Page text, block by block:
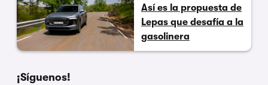
Así es la propuesta de
Lepas que desafía a la
gasolinera
¡Síguenos!